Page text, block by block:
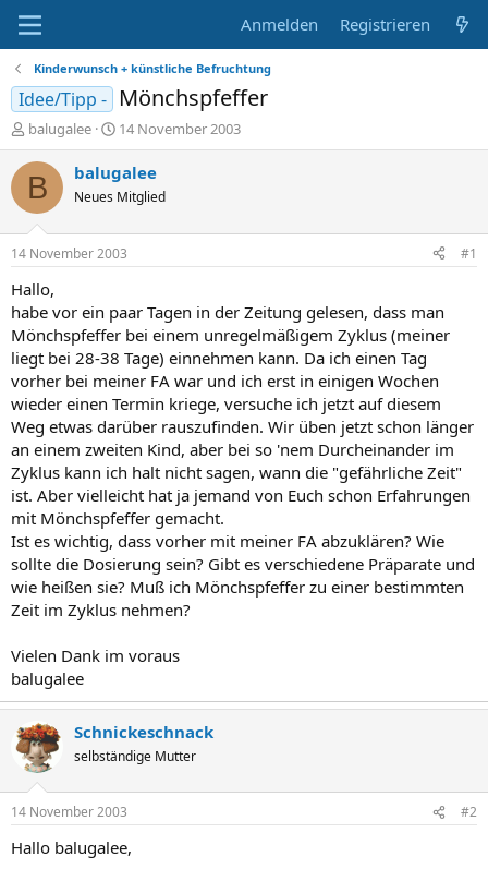
Anmelden Registrieren
Kinderwunsch + künstliche Befruchtung
Idee/Tipp - Mönchspfeffer
E
r
s
e
r
balugalee
E
r
s
t
e
l
t
14 November 2003
B balugalee
Neues Mitglied
14 November 2003 #1
Hallo,
habe vor ein paar Tagen in der Zeitung gelesen, dass man
Mönchspfeffer bei einem unregelmäßigem Zyklus (meiner
liegt bei 28-38 Tage) einnehmen kann. Da ich einen Tag
vorher bei meiner FA war und ich erst in einigen Wochen
wieder einen Termin kriege, versuche ich jetzt auf diesem
Weg etwas darüber rauszufinden. Wir üben jetzt schon länger
an einem zweiten Kind, aber bei so 'nem Durcheinander im
Zyklus kann ich halt nicht sagen, wann die "gefährliche Zeit"
ist. Aber vielleicht hat ja jemand von Euch schon Erfahrungen
mit Mönchspfeffer gemacht.
Ist es wichtig, dass vorher mit meiner FA abzuklären? Wie
sollte die Dosierung sein? Gibt es verschiedene Präparate und
wie heißen sie? Muß ich Mönchspfeffer zu einer bestimmten
Zeit im Zyklus nehmen?
Vielen Dank im voraus
balugalee
Schnickeschnack
selbständige Mutter
14 November 2003 #2
Hallo balugalee,